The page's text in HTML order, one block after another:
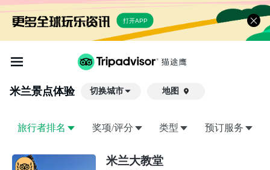
打开APP
米兰景点体验 切换城市 地图 
旅行者排名 奖项/评分 类型 预订服务
米兰大教堂